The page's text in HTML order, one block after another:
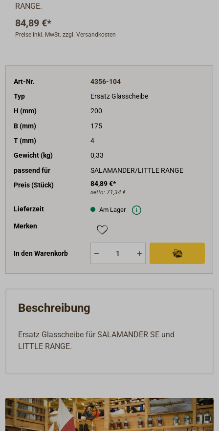
RANGE.
84,89 €*
Preise inkl. MwSt. zzgl. Versandkosten
Art-Nr.
4356-104
Typ
Ersatz Glasscheibe
H (mm)
200
B (mm)
175
T (mm)
4
Gewicht (kg)
0,33
passend für
SALAMANDER/LITTLE RANGE
Preis (Stück)
84,89 €*
netto: 71,34 €
Lieferzeit Am Lager
Merken
In den Warenkorb
Beschreibung
Ersatz Glasscheibe für SALAMANDER SE und
LITTLE RANGE.